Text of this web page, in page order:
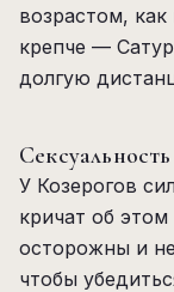
возрастом,
крепче —
долгую
У Козерогов
кричат об
осторожны и
чтобы